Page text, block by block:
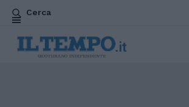
Cerca